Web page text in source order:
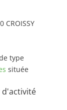
type
située
d'activité